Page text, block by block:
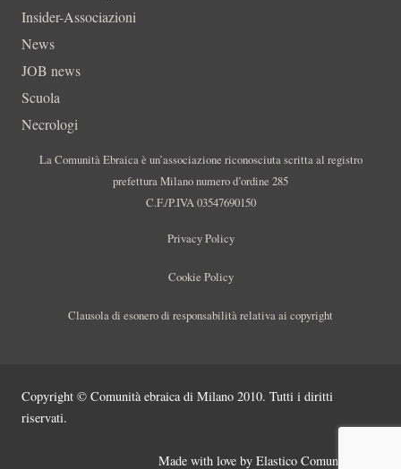
Insider-Associazioni
News
JOB news
Scuola
Necrologi
La Comunità Ebraica è un’associazione riconosciuta scritta al registro
prefettura Milano numero d’ordine 285
C.F./P.IVA 03547690150
Privacy Policy
Cookie Policy
Clausola di esonero di responsabilità relativa ai copyright
Copyright © Comunità ebraica di Milano 2010. Tutti i diritti
riservati.
Made with love by Elastico Comunicazione